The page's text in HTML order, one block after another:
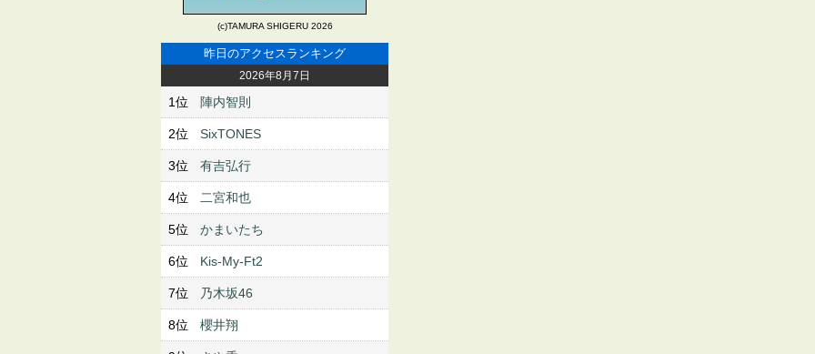
(c)TAMURA SHIGERU 2026
昨日のアクセスランキング
2026年8月7日
1位 陣内智則
2位 SixTONES
3位 有吉弘行
4位 二宮和也
5位 かまいたち
6位 Kis-My-Ft2
7位 乃木坂46
8位 櫻井翔